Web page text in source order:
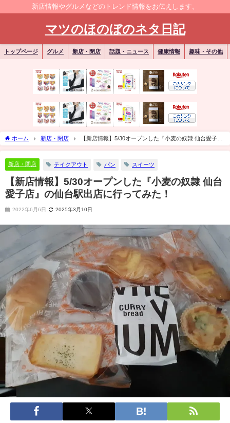
新店情報やグルメなどのトレンド情報をお伝えします。
マツのほのぼのネタ日記
トップページ グルメ 新店・閉店 話題・ニュース 健康情報 趣味・その他
ホーム 新店・閉店
【新店情報】5/30オープンした『小麦の奴隷 仙台愛子
店』の仙台駅出店に行ってみた！
新店・閉店 テイクアウト パン スイーツ
【新店情報】5/30オープンした『小麦の奴隷 仙台
愛子店』の仙台駅出店に行ってみた！
2022年6月6日 2025年3月10日